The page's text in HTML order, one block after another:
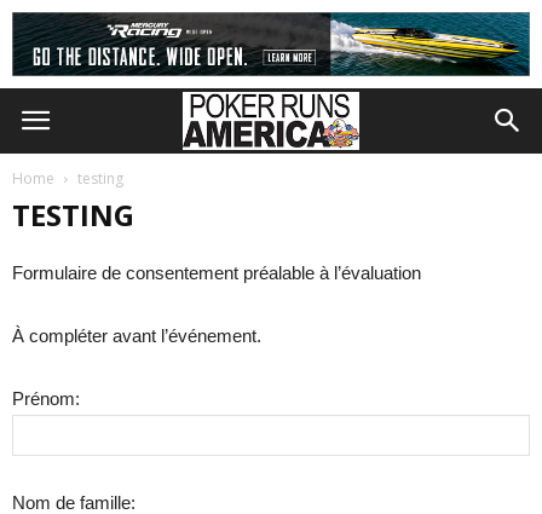
Home testing
TESTING
Formulaire de consentement préalable à l’évaluation
À compléter avant l’événement.
Prénom:
Nom de famille: